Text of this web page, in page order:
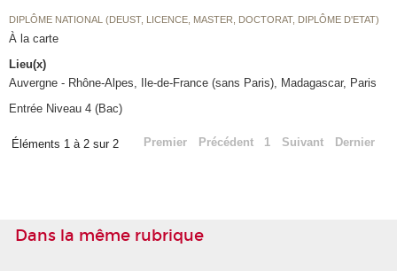
DIPLÔME NATIONAL (DEUST, LICENCE, MASTER, DOCTORAT, DIPLÔME D'ETAT)
À la carte
Lieu(x)
Auvergne - Rhône-Alpes, Ile-de-France (sans Paris), Madagascar, Paris
Entrée Niveau 4 (Bac)
Éléments 1 à 2 sur 2 Premier Précédent 1 Suivant Dernier
Dans la même rubrique